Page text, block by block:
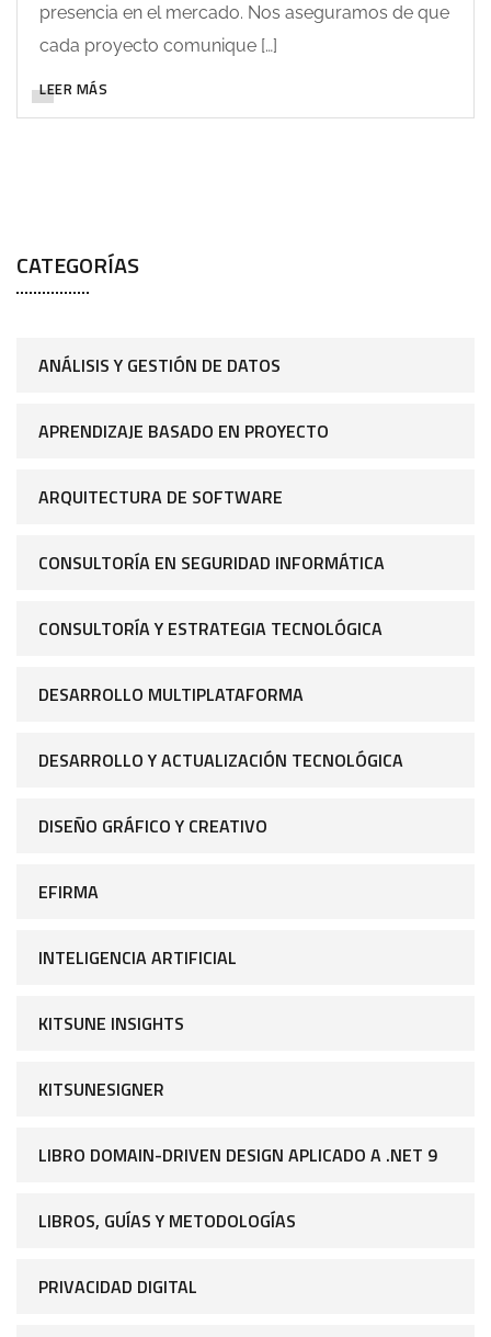
presencia en el mercado. Nos aseguramos de que
cada proyecto comunique […]
LEER MÁS
CATEGORÍAS
ANÁLISIS Y GESTIÓN DE DATOS
APRENDIZAJE BASADO EN PROYECTO
ARQUITECTURA DE SOFTWARE
CONSULTORÍA EN SEGURIDAD INFORMÁTICA
CONSULTORÍA Y ESTRATEGIA TECNOLÓGICA
DESARROLLO MULTIPLATAFORMA
DESARROLLO Y ACTUALIZACIÓN TECNOLÓGICA
DISEÑO GRÁFICO Y CREATIVO
EFIRMA
INTELIGENCIA ARTIFICIAL
KITSUNE INSIGHTS
KITSUNESIGNER
LIBRO DOMAIN-DRIVEN DESIGN APLICADO A .NET 9
LIBROS, GUÍAS Y METODOLOGÍAS
PRIVACIDAD DIGITAL